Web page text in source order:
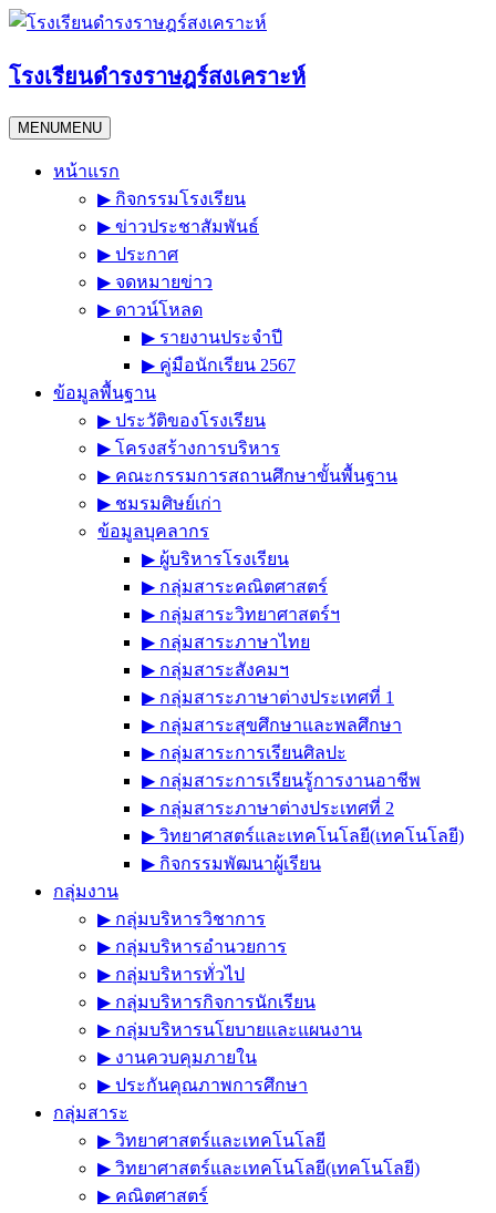
Skip
โรงเรียนดำรงราษฎร์สงเคราะห์
MENUMENU
หน้าแรก
▶︎ กิจกรรมโรงเรียน
▶︎ ข่าวประชาสัมพันธ์
▶︎ ประกาศ
▶︎ จดหมายข่าว
▶︎ ดาวน์โหลด
▶︎ รายงานประจำปี
▶︎ คู่มือนักเรียน 2567
ข้อมูลพื้นฐาน
▶︎ ประวัติของโรงเรียน
▶︎ โครงสร้างการบริหาร
▶︎ คณะกรรมการสถานศึกษาขั้นพื้นฐาน
▶︎ ชมรมศิษย์เก่า
ข้อมูลบุคลากร
▶︎ ผู้บริหารโรงเรียน
▶︎ กลุ่มสาระคณิตศาสตร์
▶︎ กลุ่มสาระวิทยาศาสตร์ฯ
▶︎ กลุ่มสาระภาษาไทย
▶︎ กลุ่มสาระสังคมฯ
▶︎ กลุ่มสาระภาษาต่างประเทศที่ 1
▶︎ กลุ่มสาระสุขศึกษาและพลศึกษา
▶︎ กลุ่มสาระการเรียนศิลปะ
▶︎ กลุ่มสาระการเรียนรู้การงานอาชีพ
▶︎ กลุ่มสาระภาษาต่างประเทศที่ 2
▶︎ วิทยาศาสตร์และเทคโนโลยี(เทคโนโลยี)
▶︎ กิจกรรมพัฒนาผู้เรียน
กลุ่มงาน
▶︎ กลุ่มบริหารวิชาการ
▶︎ กลุ่มบริหารอำนวยการ
▶︎ กลุ่มบริหารทั่วไป
▶︎ กลุ่มบริหารกิจการนักเรียน
▶︎ กลุ่มบริหารนโยบายและแผนงาน
▶︎ งานควบคุมภายใน
▶︎ ประกันคุณภาพการศึกษา
กลุ่มสาระ
▶︎ วิทยาศาสตร์และเทคโนโลยี
▶︎ วิทยาศาสตร์และเทคโนโลยี(เทคโนโลยี)
▶︎ คณิตศาสตร์